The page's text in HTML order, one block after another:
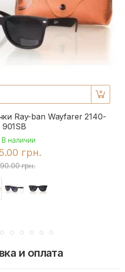
Ray-ban Wayfarer 2140-
901SB
В наличии
грн.
грн.
и оплата